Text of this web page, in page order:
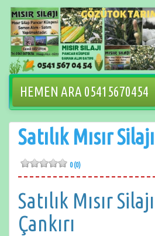
İçeriğe
geçin
HEMEN ARA 05415670454
Satılık Mısır
0 (0)
Satılık Mısır
Çankırı